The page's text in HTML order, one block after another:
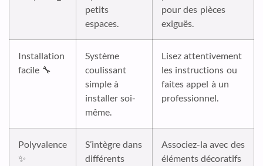
petits
espaces.
pour des pièces
exiguës.
Installation
facile 🔧
Système
coulissant
simple à
installer soi-
même.
Lisez attentivement
les instructions ou
faites appel à un
professionnel.
Polyvalence
✨
S’intègre dans
différents
Associez-la avec des
éléments décoratifs